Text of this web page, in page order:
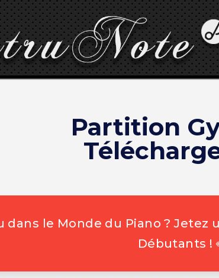
Partition
dans le Monde du Piano ?
Débutants !